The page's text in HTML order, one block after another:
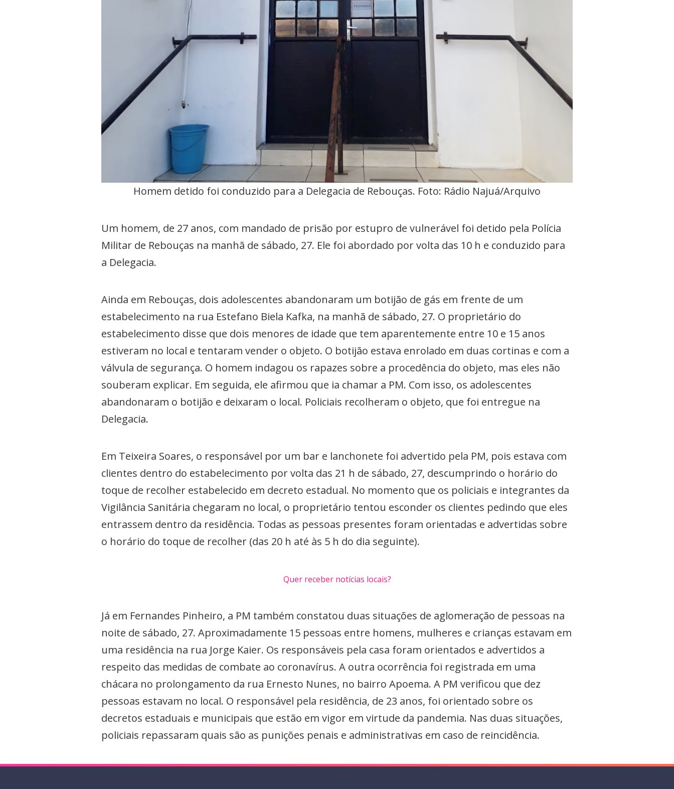
Homem detido foi conduzido para a Delegacia de Rebouças. Foto: Rádio Najuá/Arquivo
Um homem, de 27 anos, com mandado de prisão por estupro de vulnerável foi detido pela Polícia
Militar de Rebouças na manhã de sábado, 27. Ele foi abordado por volta das 10 h e conduzido para
a Delegacia.
Ainda em Rebouças, dois adolescentes abandonaram um botijão de gás em frente de um
estabelecimento na rua Estefano Biela Kafka, na manhã de sábado, 27. O proprietário do
estabelecimento disse que dois menores de idade que tem aparentemente entre 10 e 15 anos
estiveram no local e tentaram vender o objeto. O botijão estava enrolado em duas cortinas e com a
válvula de segurança. O homem indagou os rapazes sobre a procedência do objeto, mas eles não
souberam explicar. Em seguida, ele afirmou que ia chamar a PM. Com isso, os adolescentes
abandonaram o botijão e deixaram o local. Policiais recolheram o objeto, que foi entregue na
Delegacia.
Em Teixeira Soares, o responsável por um bar e lanchonete foi advertido pela PM, pois estava com
clientes dentro do estabelecimento por volta das 21 h de sábado, 27, descumprindo o horário do
toque de recolher estabelecido em decreto estadual. No momento que os policiais e integrantes da
Vigilância Sanitária chegaram no local, o proprietário tentou esconder os clientes pedindo que eles
entrassem dentro da residência. Todas as pessoas presentes foram orientadas e advertidas sobre
o horário do toque de recolher (das 20 h até às 5 h do dia seguinte).
Quer receber notícias locais?
Já em Fernandes Pinheiro, a PM também constatou duas situações de aglomeração de pessoas na
noite de sábado, 27. Aproximadamente 15 pessoas entre homens, mulheres e crianças estavam em
uma residência na rua Jorge Kaier. Os responsáveis pela casa foram orientados e advertidos a
respeito das medidas de combate ao coronavírus. A outra ocorrência foi registrada em uma
chácara no prolongamento da rua Ernesto Nunes, no bairro Apoema. A PM verificou que dez
pessoas estavam no local. O responsável pela residência, de 23 anos, foi orientado sobre os
decretos estaduais e municipais que estão em vigor em virtude da pandemia. Nas duas situações,
policiais repassaram quais são as punições penais e administrativas em caso de reincidência.